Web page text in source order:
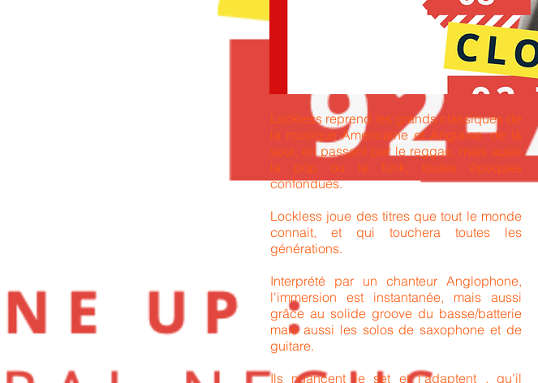
Lockless reprend les grands classiques de
la musique Americaine et Anglaise, de la
soul, en passant par le reggae, mais aussi
la pop ou le funk, toutes époques
confondues.
Lockless joue des titres que tout le monde
connait, et qui touchera toutes les
générations.
Interprété par un chanteur Anglophone,
l'immersion est instantanée, mais aussi
grâce au solide groove du basse/batterie
mais aussi les solos de saxophone et de
guitare.
Ils nuancent le set et l'adaptent , qu'il